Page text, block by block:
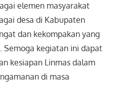
elemen masyarakat
desa di Kabupaten
dan kekompakan yang
kegiatan ini dapat
kesiapan Linmas dalam
di masa